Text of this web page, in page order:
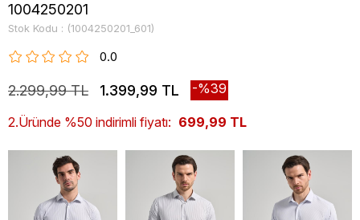
1004250201
Stok Kodu (1004250201_601)
0.0
2.299,99 TL 1.399,99 TL 39
2.Üründe %50 indirimli fiyatı: 699,99 TL